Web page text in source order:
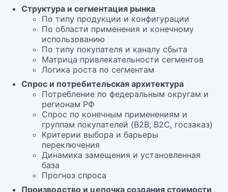
Структура и сегментация рынка
По типу продукции и конфигурации
По области применения и конечному
использованию
По типу покупателя и каналу сбыта
Матрица привлекательности сегментов
Логика роста по сегментам
Спрос и потребительская архитектура
Потребление по федеральным округам и
регионам РФ
Спрос по конечным применениям и
группам покупателей (B2B, B2C, госзаказ)
Критерии выбора и барьеры
переключения
Динамика замещения и установленная
база
Прогноз спроса
Производство и цепочка создания стоимости